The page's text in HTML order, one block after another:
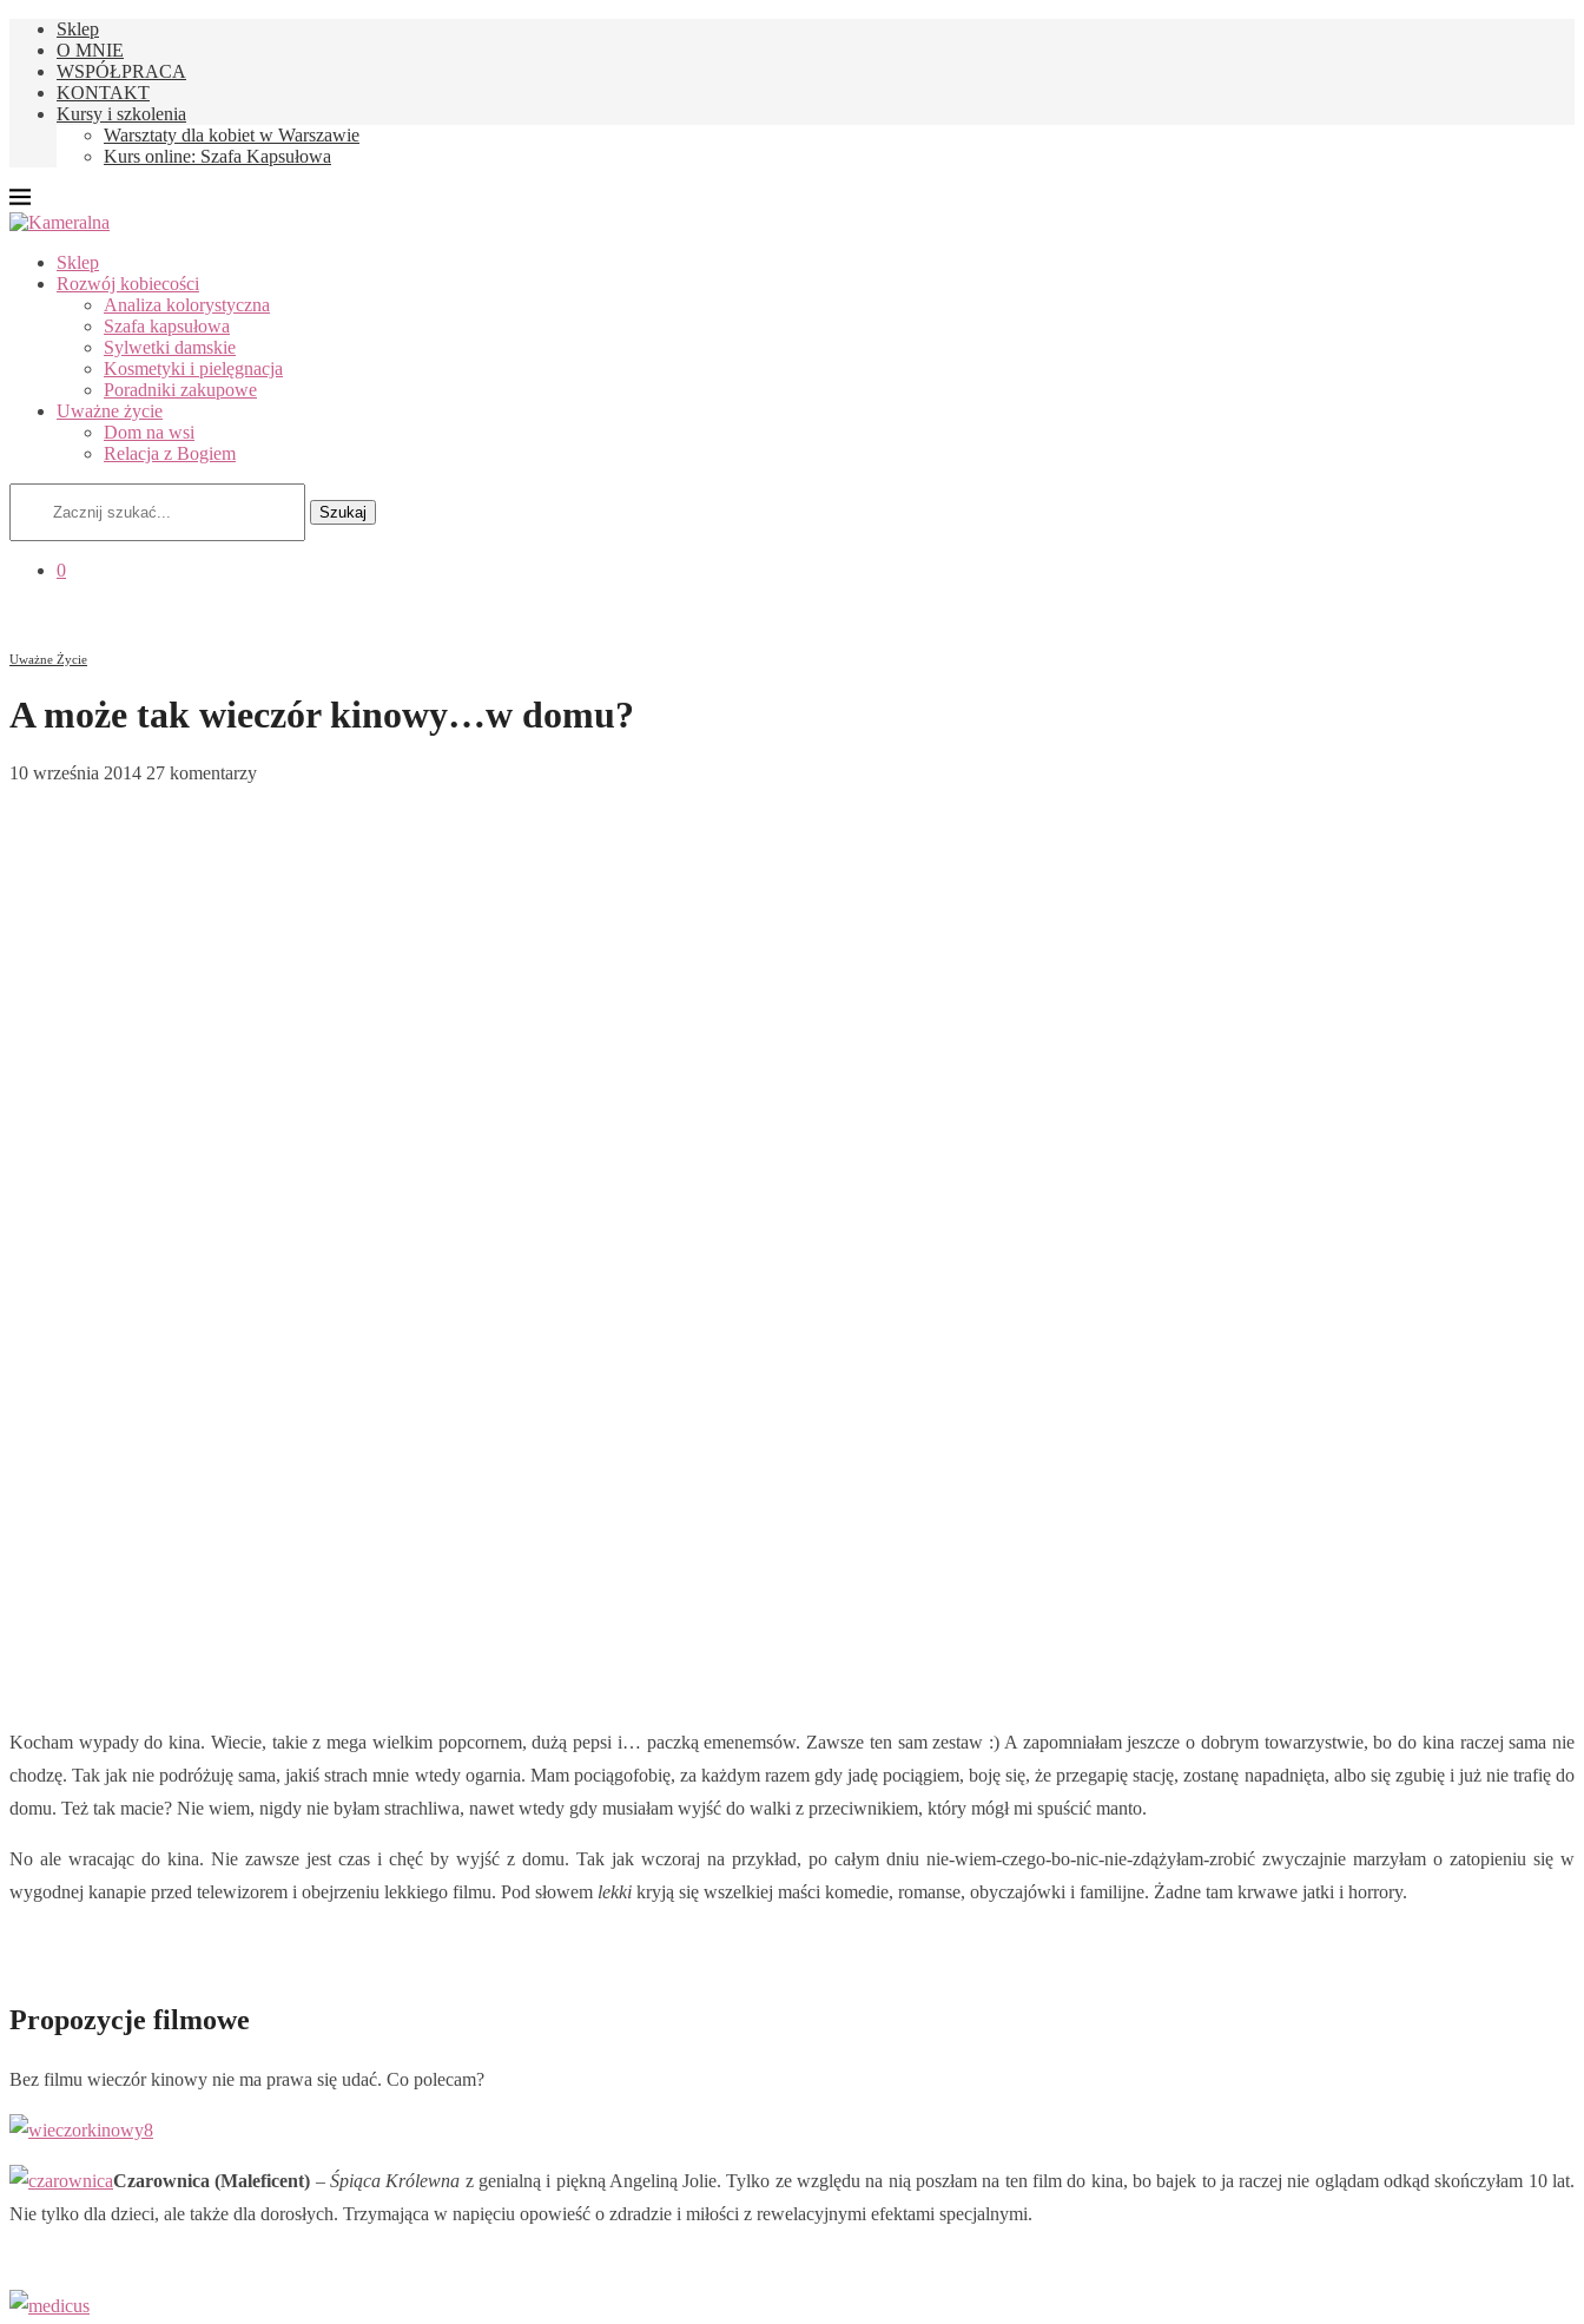
Sklep
O MNIE
WSPÓŁPRACA
KONTAKT
Kursy i szkolenia
Warsztaty dla kobiet w Warszawie
Kurs online: Szafa Kapsułowa
Sklep
Rozwój kobiecości
Analiza kolorystyczna
Szafa kapsułowa
Sylwetki damskie
Kosmetyki i pielęgnacja
Poradniki zakupowe
Uważne życie
Dom na wsi
Relacja z Bogiem
Szukaj
0
Uważne Życie
A może tak wieczór kinowy…w domu?
10 września 2014 27 komentarzy
Kocham wypady do kina. Wiecie, takie z mega wielkim popcornem, dużą pepsi i… paczką emenemsów. Zawsze ten sam zestaw :) A zapomniałam jeszcze o dobrym towarzystwie, bo do kina raczej sama nie
chodzę. Tak jak nie podróżuję sama, jakiś strach mnie wtedy ogarnia. Mam pociągofobię, za każdym razem gdy jadę pociągiem, boję się, że przegapię stację, zostanę napadnięta, albo się zgubię i już nie trafię do
domu. Też tak macie? Nie wiem, nigdy nie byłam strachliwa, nawet wtedy gdy musiałam wyjść do walki z przeciwnikiem, który mógł mi spuścić manto.
No ale wracając do kina. Nie zawsze jest czas i chęć by wyjść z domu. Tak jak wczoraj na przykład, po całym dniu nie-wiem-czego-bo-nic-nie-zdążyłam-zrobić zwyczajnie marzyłam o zatopieniu się w
wygodnej kanapie przed telewizorem i obejrzeniu lekkiego filmu. Pod słowem lekki kryją się wszelkiej maści komedie, romanse, obyczajówki i familijne. Żadne tam krwawe jatki i horrory.
Propozycje filmowe
Bez filmu wieczór kinowy nie ma prawa się udać. Co polecam?
Czarownica (Maleficent) – Śpiąca Królewna z genialną i piękną Angeliną Jolie. Tylko ze względu na nią poszłam na ten film do kina, bo bajek to ja raczej nie oglądam odkąd skończyłam 10 lat.
Nie tylko dla dzieci, ale także dla dorosłych. Trzymająca w napięciu opowieść o zdradzie i miłości z rewelacyjnymi efektami specjalnymi.